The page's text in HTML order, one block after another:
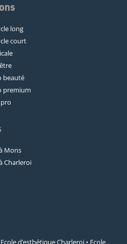
long
court
beauté
premium
Mons
Charleroi
Ecole d’esthétique Charleroi • Ecole